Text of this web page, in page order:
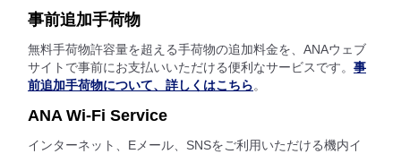
事前追加手荷物
無料手荷物許容量を超える手荷物の追加料金を、ANAウェブ
サイトで事前にお支払いいただける便利なサービスです。 事
前追加手荷物について、詳しくはこちら。
ANA Wi-Fi Service
インターネット、Eメール、SNSをご利用いただける機内イ